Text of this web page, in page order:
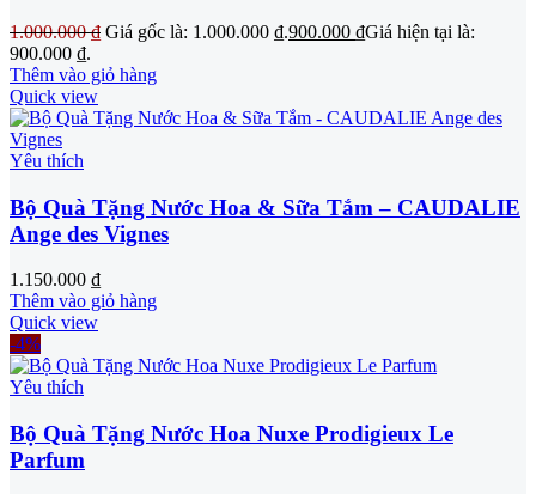
1.000.000₫ Giá gốc là: 1.000.000 ₫.900.000 ₫Giá hiện tại là:
900.000 ₫.
Thêm vào giỏ hàng
Quick view
Yêu thích
Bộ Quà Tặng Nước Hoa & Sữa Tắm – CAUDALIE
Ange des Vignes
1.150.000 ₫
Thêm vào giỏ hàng
Quick view
-4%
Yêu thích
Bộ Quà Tặng Nước Hoa Nuxe Prodigieux Le
Parfum